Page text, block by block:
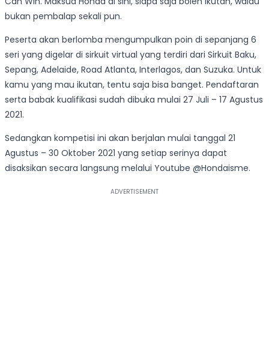
bukan pembalap sekali pun.
Peserta akan berlomba mengumpulkan poin di sepanjang 6
seri yang digelar di sirkuit virtual yang terdiri dari Sirkuit Baku,
Sepang, Adelaide, Road Atlanta, Interlagos, dan Suzuka. Untuk
kamu yang mau ikutan, tentu saja bisa banget. Pendaftaran
serta babak kualifikasi sudah dibuka mulai 27 Juli – 17 Agustus
2021.
Sedangkan kompetisi ini akan berjalan mulai tanggal 21
Agustus – 30 Oktober 2021 yang setiap serinya dapat
disaksikan secara langsung melalui Youtube @Hondaisme.